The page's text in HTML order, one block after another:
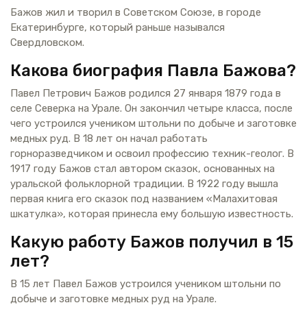
Бажов жил и творил в Советском Союзе, в городе
Екатеринбурге, который раньше назывался
Свердловском.
Какова биография Павла Бажова?
Павел Петрович Бажов родился 27 января 1879 года в
селе Северка на Урале. Он закончил четыре класса, после
чего устроился учеником штольни по добыче и заготовке
медных руд. В 18 лет он начал работать
горноразведчиком и освоил профессию техник-геолог. В
1917 году Бажов стал автором сказок, основанных на
уральской фольклорной традиции. В 1922 году вышла
первая книга его сказок под названием «Малахитовая
шкатулка», которая принесла ему большую известность.
Какую работу Бажов получил в 15
лет?
В 15 лет Павел Бажов устроился учеником штольни по
добыче и заготовке медных руд на Урале.